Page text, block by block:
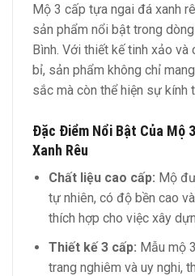
Mộ 3 cấp tựa ngai đá xanh
sản phẩm nổi bật trong
Bình. Với thiết kế tinh xảo
bỉ, sản phẩm không chỉ
sắc mà còn thể hiện sự kính
Đặc Điểm Nổi Bật Của Mộ
Xanh Rêu
Chất liệu cao cấp: Mộ
tự nhiên, có độ bền cao
thích hợp cho việc xây
Thiết kế 3 cấp: Mẫu mộ
trang nghiêm và uy nghi,